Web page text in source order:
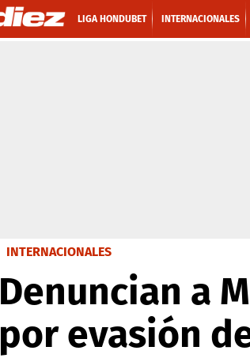
LIGA HONDUBET INTERNACIONALES
INTERNACIONALES
Denuncian a
por evasión